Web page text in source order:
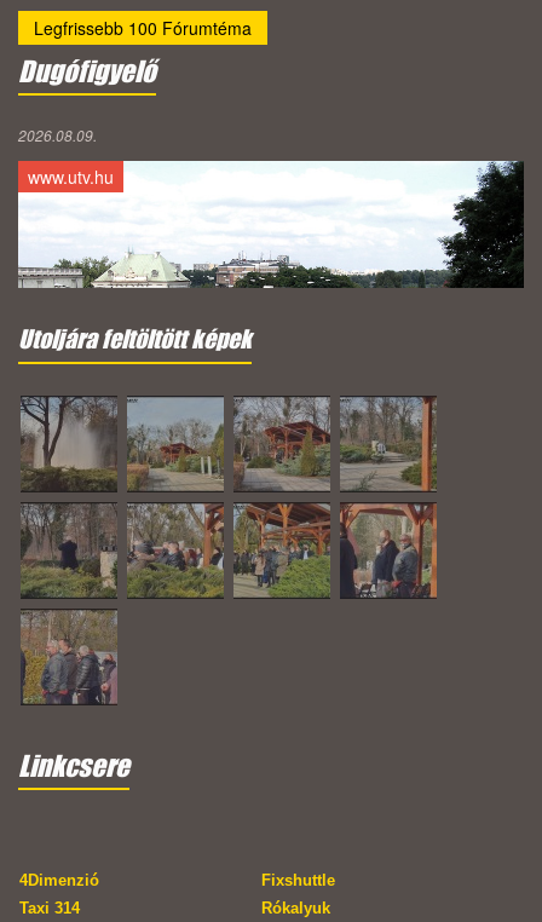
Legfrissebb 100 Fórumtéma
Dugófigyelő
2026.08.09.
www.utv.hu
Utoljára feltöltött képek
Linkcsere
4Dimenzió
Fixshuttle
Taxi 314
Rókalyuk